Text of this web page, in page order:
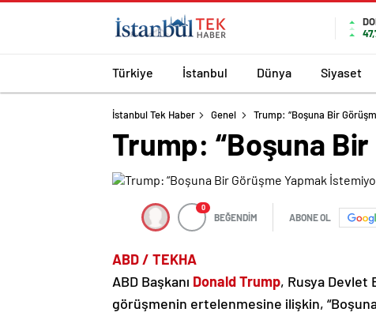
Türkiye İstanbul Dünya Siyaset
İstanbul Tek Haber Genel Trump: “Boşuna Bir
Trump: “Boşuna
0
BEĞENDİM ABONE OL
ABD / TEKHA
ABD Başkanı Donald Trump, Rusya Devlet
görüşmenin ertelenmesine ilişkin,